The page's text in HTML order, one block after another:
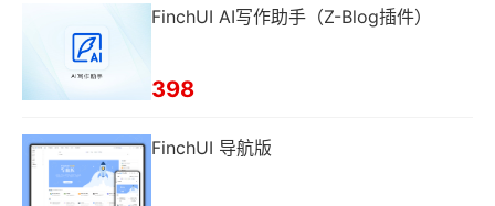
FinchUI AI写作助手（Z-Blog插件）
398
FinchUI 导航版